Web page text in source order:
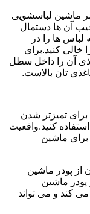
ماشین لباسشویی
آن ها دستمال
لباس ها را در
خالی کنید.برای
آن را داخل سطل
تان بالاست.
تمیزتر شدن
کنید.واقعیت
برای ماشین
از پودر ماشین
پودر ماشین
کند و می تواند